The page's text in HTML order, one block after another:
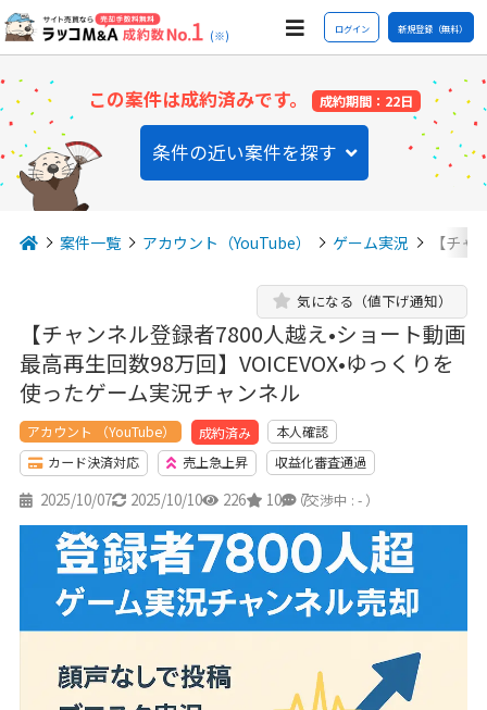
(※) ログイン 新規登録（無料）
この案件は成約済みです。 成約期間：22日
条件の近い案件を探す
案件一覧 アカウント（YouTube） ゲーム実況 【チ
【チャンネル登録者7800人越え•ショート動画
最高再生回数98万回】VOICEVOX•ゆっくりを
使ったゲーム実況チャンネル
気になる（値下げ通知）
アカウント （YouTube） 成約済み
本人確認
カード決済対応
売上急上昇 収益化審査通過
2025/10/07 2025/10/10 226 10 7
（交渉中 : - ）